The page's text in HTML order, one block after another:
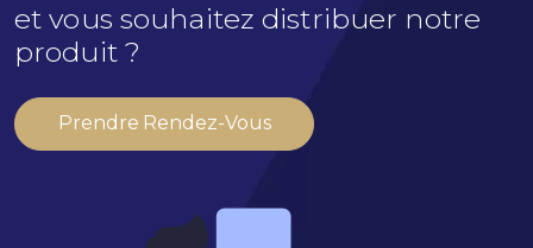
et vous souhaitez distribuer notre
produit ?
Prendre Rendez-Vous